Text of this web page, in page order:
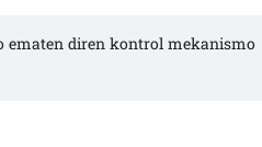
ematen diren kontrol mekanismo